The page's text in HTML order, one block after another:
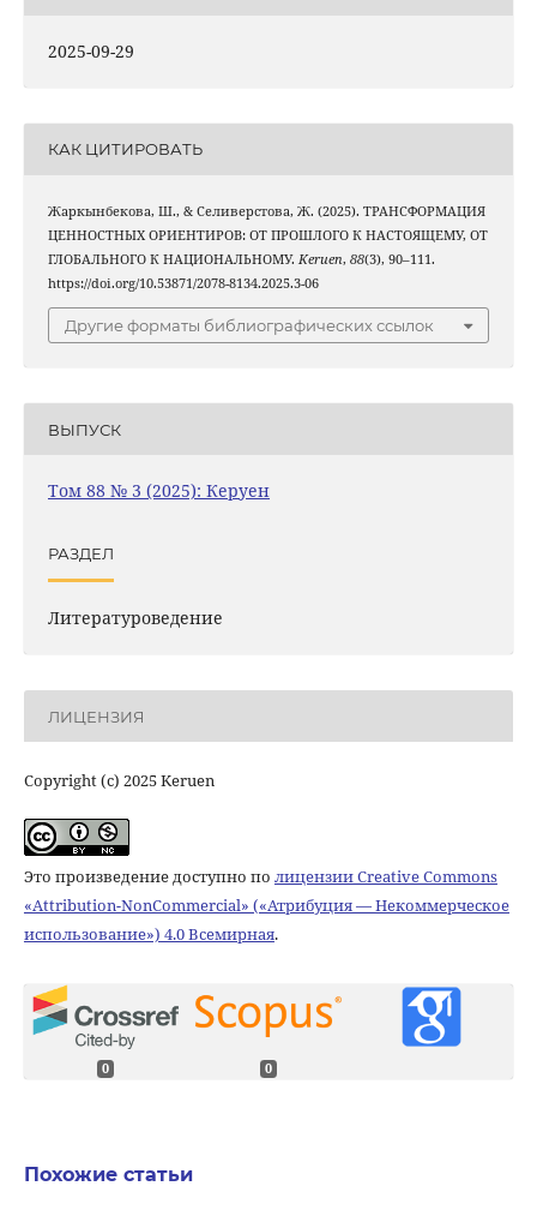
2025-09-29
КАК ЦИТИРОВАТЬ
Жаркынбекова, Ш., & Селиверстова, Ж. (2025). ТРАНСФОРМАЦИЯ
ЦЕННОСТНЫХ ОРИЕНТИРОВ: ОТ ПРОШЛОГО К НАСТОЯЩЕМУ, ОТ
ГЛОБАЛЬНОГО К НАЦИОНАЛЬНОМУ. Keruen, 88(3), 90–111.
https://doi.org/10.53871/2078-8134.2025.3-06
Другие форматы библиографических ссылок
ВЫПУСК
Том 88 № 3 (2025): Керуен
РАЗДЕЛ
Литературоведение
ЛИЦЕНЗИЯ
Copyright (c) 2025 Keruen
Это произведение доступно по лицензии Creative Commons
«Attribution-NonCommercial» («Атрибуция — Некоммерческое
использование») 4.0 Всемирная.
0 0
Похожие статьи